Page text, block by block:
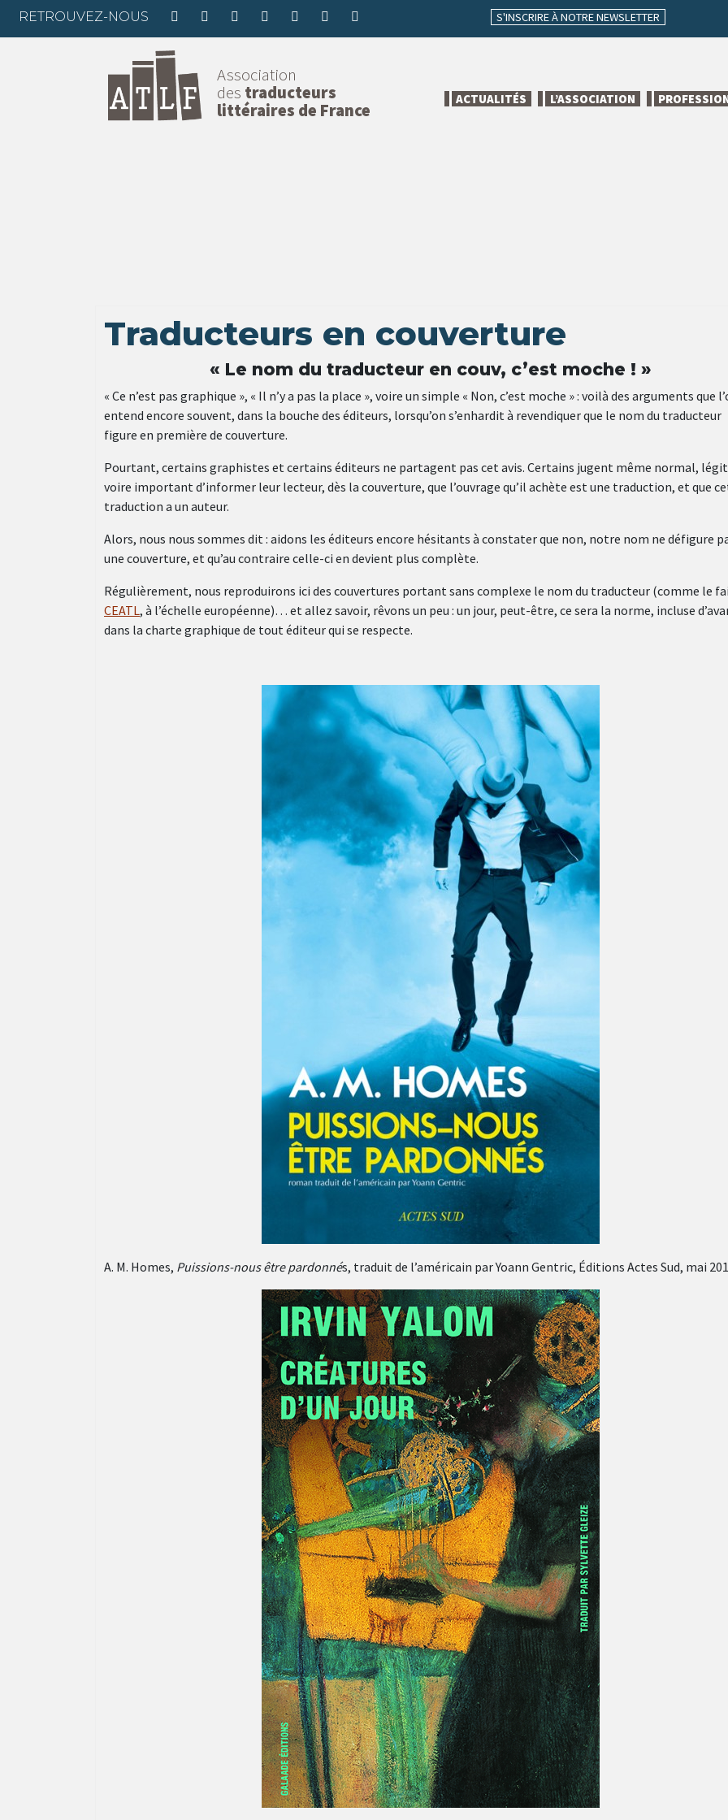
RETROUVEZ-NOUS S'INSCRIRE À NOTRE NEWSLETTER
Association
des traducteurs
littéraires de France
ACTUALITÉS L’ASSOCIATION
Traducteurs en couverture
« Le nom du traducteur en couv, c’est moche ! »
« Ce n’est pas graphique », « Il n’y a pas la place », voire un simple « Non, c’est moche » : voilà des arguments que
entend encore souvent, dans la bouche des éditeurs, lorsqu’on s’enhardit à revendiquer que le nom du traducteur
figure en première de couverture.
Pourtant, certains graphistes et certains éditeurs ne partagent pas cet avis. Certains jugent même normal,
voire important d’informer leur lecteur, dès la couverture, que l’ouvrage qu’il achète est une traduction, et que
traduction a un auteur.
Alors, nous nous sommes dit : aidons les éditeurs encore hésitants à constater que non, notre nom ne défigure
une couverture, et qu’au contraire celle-ci en devient plus complète.
Régulièrement, nous reproduirons ici des couvertures portant sans complexe le nom du traducteur (comme le
CEATL, à l’échelle européenne)… et allez savoir, rêvons un peu : un jour, peut-être, ce sera la norme, incluse
dans la charte graphique de tout éditeur qui se respecte.
A. M. Homes, Puissions-nous être pardonnés, traduit de l’américain par Yoann Gentric, Éditions Actes Sud, mai